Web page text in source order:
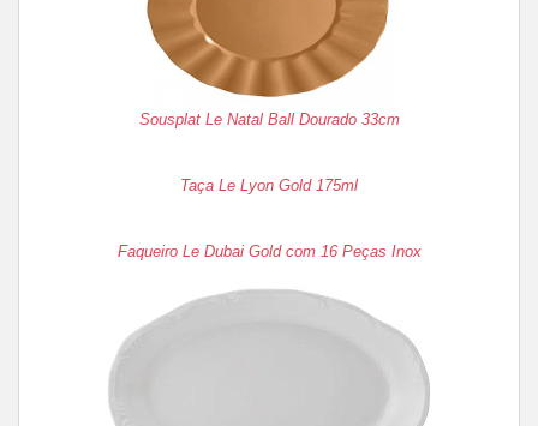
Sousplat Le Natal Ball Dourado 33cm
Taça Le Lyon Gold 175ml
Faqueiro Le Dubai Gold com 16 Peças Inox